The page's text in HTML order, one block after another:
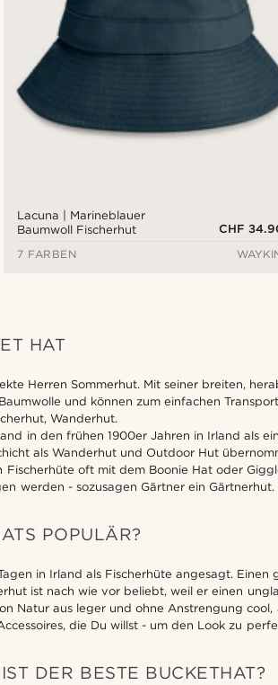
Lacuna | Marineblauer
Baumwoll Fischerhut
CHF
7 FARBEN
HAT
Herren Sommerhut. Mit seiner breiten,
und können zum einfachen
Wanderhut.
in den frühen 1900er Jahren in Irland als
als Wanderhut und Outdoor Hut
Fischerhüte oft mit dem Boonie Hat oder
werden - sozusagen Gärtner ein
POPULÄR?
in Irland als Fischerhüte angesagt.
ist nach wie vor beliebt, weil er einen
Natur aus leger und ohne Anstrengung
die Du willst - um den Look zu
DER BESTE BUCKETHAT?